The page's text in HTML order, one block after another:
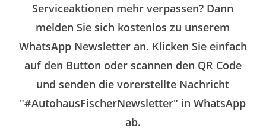
Serviceaktionen mehr verpassen? Dann
melden Sie sich kostenlos zu unserem
WhatsApp Newsletter an. Klicken Sie einfach
auf den Button oder scannen den QR Code
und senden die vorerstellte Nachricht
"#AutohausFischerNewsletter" in WhatsApp
ab.